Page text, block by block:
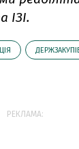
ІЗІ.
РЕКЛАМА: